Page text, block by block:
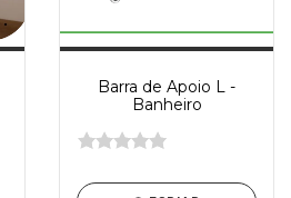
Barra de Apoio L -
Banheiro